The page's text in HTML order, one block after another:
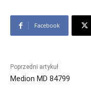
Facebook
Poprzedni artykuł
Medion MD 84799